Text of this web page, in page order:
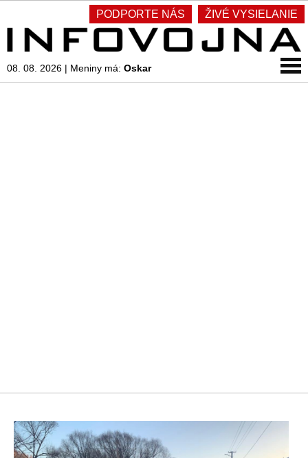
PODPORTE NÁS ŽIVÉ VYSIELANIE
08. 08. 2026 | Meniny má: Oskar